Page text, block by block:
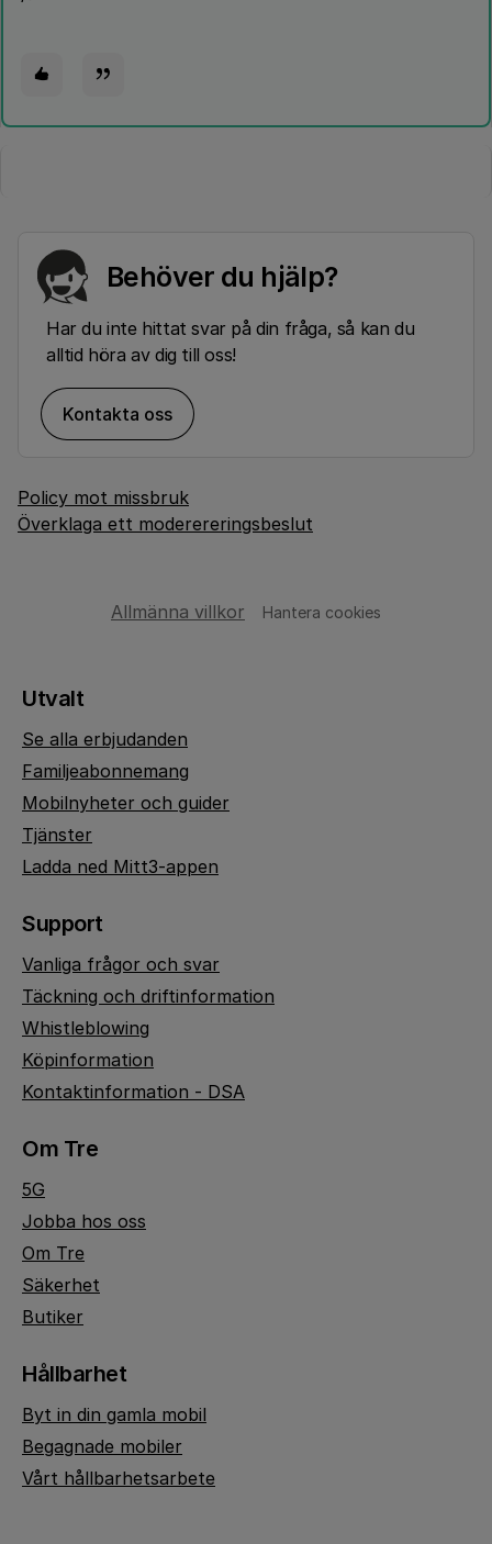
Behöver du hjälp?
Har du inte hittat svar på din fråga, så kan du
alltid höra av dig till oss!
Kontakta oss
Policy mot missbruk
Överklaga ett moderereringsbeslut
Allmänna villkor Hantera cookies
Utvalt
Se alla erbjudanden
Familjeabonnemang
Mobilnyheter och guider
Tjänster
Ladda ned Mitt3-appen
Support
Vanliga frågor och svar
Täckning och driftinformation
Whistleblowing
Köpinformation
Kontaktinformation - DSA
Om Tre
5G
Jobba hos oss
Om Tre
Säkerhet
Butiker
Hållbarhet
Byt in din gamla mobil
Begagnade mobiler
Vårt hållbarhetsarbete